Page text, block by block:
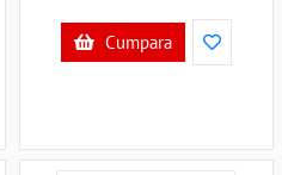
Cumpara